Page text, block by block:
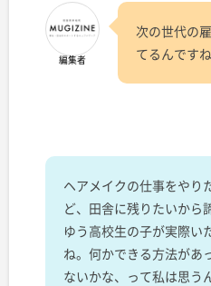
編集者
次の世代の
てるんですね
ヘアメイクの仕事をやり
ど、田舎に残りたいから
ゆう高校生の子が実際い
ね。何かできる方法があ
ないかな、って私は思う